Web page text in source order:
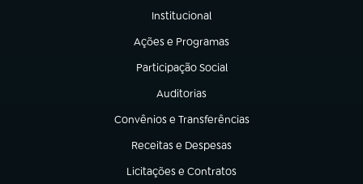
Institucional
(abre em nova aba)
Ações e Programas
(abre em nova aba)
Participação Social
(abre em nova aba)
Auditorias
(abre em nova aba)
Convênios e Transferências
(abre em nova aba)
Receitas e Despesas
(abre em nova aba)
Licitações e Contratos
(abre em nova aba)